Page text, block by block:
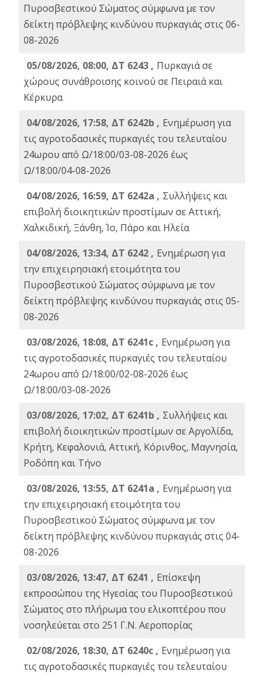
Πυροσβεστικού Σώματος σύμφωνα με τον
δείκτη πρόβλεψης κινδύνου πυρκαγιάς στις 06-
08-2026
05/08/2026, 08:00, ΔΤ 6243 , Πυρκαγιά σε
χώρους συνάθροισης κοινού σε Πειραιά και
Κέρκυρα
04/08/2026, 17:58, ΔΤ 6242b , Ενημέρωση για
τις αγροτοδασικές πυρκαγιές του τελευταίου
24ωρου από Ω/18:00/03-08-2026 έως
Ω/18:00/04-08-2026
04/08/2026, 16:59, ΔΤ 6242a , Συλλήψεις και
επιβολή διοικητικών προστίμων σε Αττική,
Χαλκιδική, Ξάνθη, Ίο, Πάρο και Ηλεία
04/08/2026, 13:34, ΔΤ 6242 , Ενημέρωση για
την επιχειρησιακή ετοιμότητα του
Πυροσβεστικού Σώματος σύμφωνα με τον
δείκτη πρόβλεψης κινδύνου πυρκαγιάς στις 05-
08-2026
03/08/2026, 18:08, ΔΤ 6241c , Ενημέρωση για
τις αγροτοδασικές πυρκαγιές του τελευταίου
24ωρου από Ω/18:00/02-08-2026 έως
Ω/18:00/03-08-2026
03/08/2026, 17:02, ΔΤ 6241b , Συλλήψεις και
επιβολή διοικητικών προστίμων σε Αργολίδα,
Κρήτη, Κεφαλονιά, Αττική, Κόρινθος, Μαγνησία,
Ροδόπη και Τήνο
03/08/2026, 13:55, ΔΤ 6241a , Ενημέρωση για
την επιχειρησιακή ετοιμότητα του
Πυροσβεστικού Σώματος σύμφωνα με τον
δείκτη πρόβλεψης κινδύνου πυρκαγιάς στις 04-
08-2026
03/08/2026, 13:47, ΔΤ 6241 , Επίσκεψη
εκπροσώπου της Ηγεσίας του Πυροσβεστικού
Σώματος στο πλήρωμα του ελικοπτέρου που
νοσηλεύεται στο 251 Γ.Ν. Αεροπορίας
02/08/2026, 18:30, ΔΤ 6240c , Ενημέρωση για
τις αγροτοδασικές πυρκαγιές του τελευταίου